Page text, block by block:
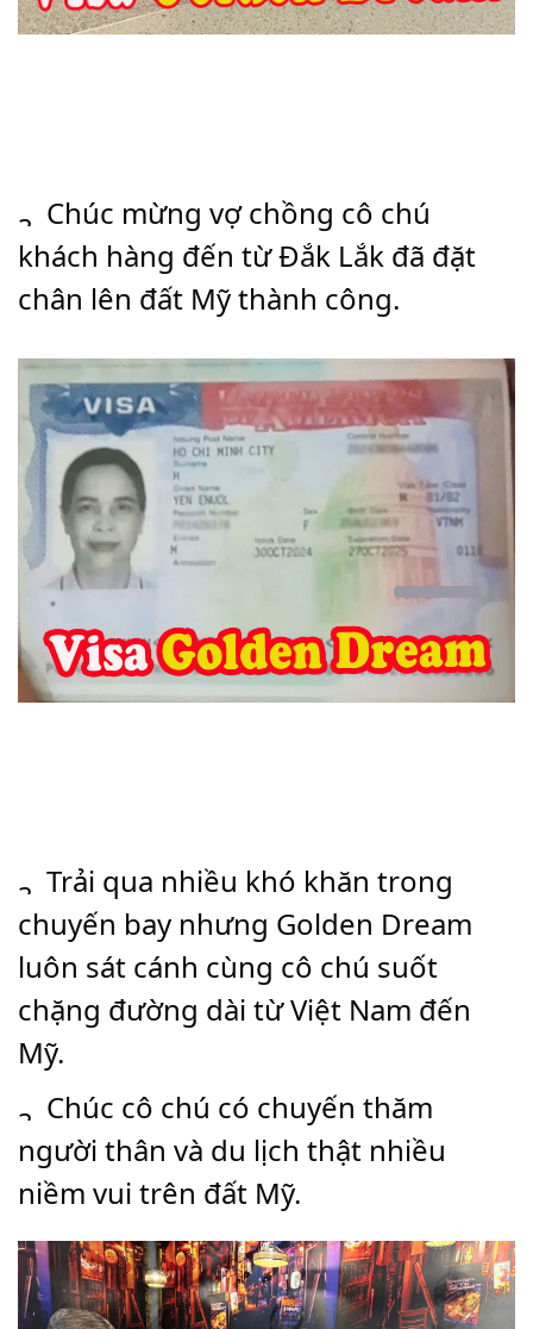
Chúc mừng vợ chồng cô chú
khách hàng đến từ Đắk Lắk đã đặt
chân lên đất Mỹ thành công.
Trải qua nhiều khó khăn trong
chuyến bay nhưng Golden Dream
luôn sát cánh cùng cô chú suốt
chặng đường dài từ Việt Nam đến
Mỹ.
Chúc cô chú có chuyến thăm
người thân và du lịch thật nhiều
niềm vui trên đất Mỹ.